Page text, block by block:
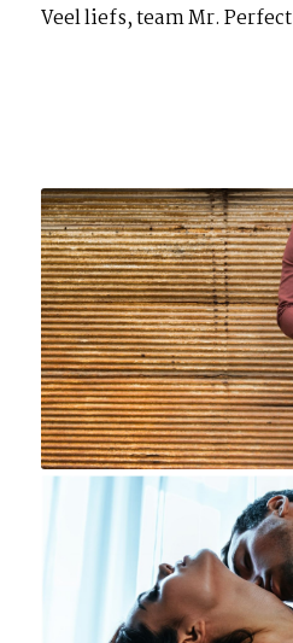
Veel liefs, team Mr. Perfect